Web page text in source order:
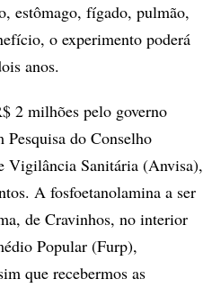
estômago, fígado, pulmão,
o experimento poderá
anos.
2 milhões pelo governo
do Conselho
Vigilância Sanitária (Anvisa),
A fosfoetanolamina a ser
de Cravinhos, no interior
Popular (Furp),
que recebermos as